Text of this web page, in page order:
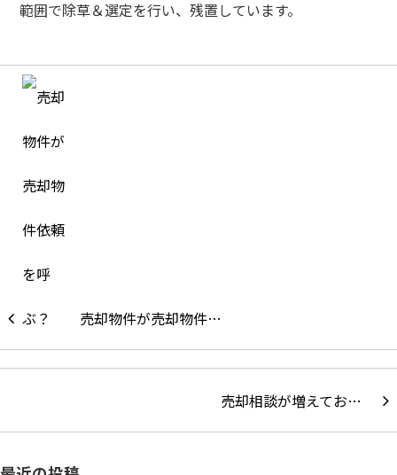
範囲で除草＆選定を行い、残置しています。
売却物件が売却物件…
売却相談が増えてお…